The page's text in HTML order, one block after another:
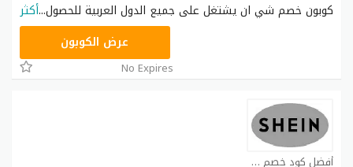
كوبون خصم شي ان يشتغل على جميع الدول العربية للحصول...أكثر
عرض الكوبون
No Expires
أفضل كود خصم شي ان كوبون